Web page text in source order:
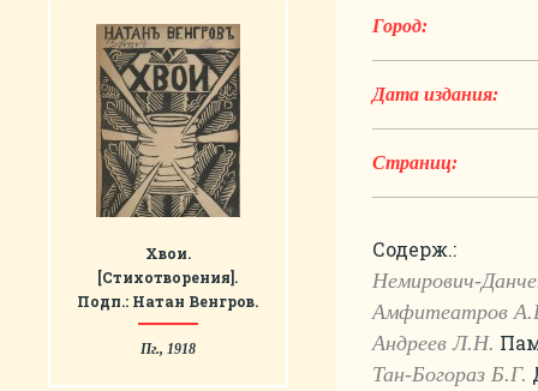
Хвои.
[Стихотворения].
Подп.: Натан Венгров.
Пг., 1918
Город:
Дата издания:
Страниц:
Содерж.:
Немирович-
Амфитеатров
Андреев Л.Н.
Тан-Богораз Б.Г.